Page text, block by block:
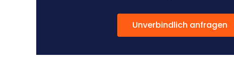
Unverbindlich anfragen